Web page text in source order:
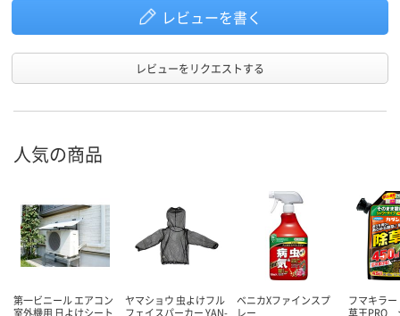
レビューを書く
レビューをリクエストする
人気の商品
第一ビニール エアコン
室外機用 日よけシート
ヤマショウ 虫よけフル
フェイスパーカー YAN-
ベニカXファインスプ
レー
フマキラ
草王PRO